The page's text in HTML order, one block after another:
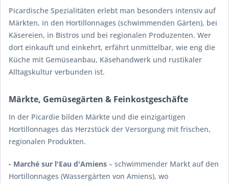
Picardische Spezialitäten erlebt man besonders intensiv auf
Märkten, in den Hortillonnages (schwimmenden Gärten), bei
Käsereien, in Bistros und bei regionalen Produzenten. Wer
dort einkauft und einkehrt, erfährt unmittelbar, wie eng die
Küche mit Gemüseanbau, Käsehandwerk und rustikaler
Alltagskultur verbunden ist.
Märkte, Gemüsegärten & Feinkostgeschäfte
In der Picardie bilden Märkte und die einzigartigen
Hortillonnages das Herzstück der Versorgung mit frischen,
regionalen Produkten.
- Marché sur l'Eau d'Amiens – schwimmender Markt auf den
Hortillonnages (Wassergärten von Amiens), wo